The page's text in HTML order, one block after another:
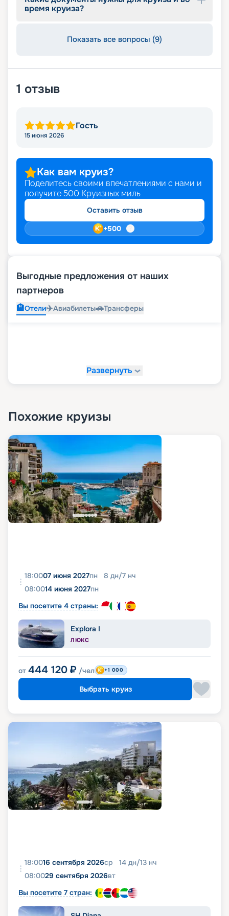
Тренажерный зал под открытым небом;
Массажный кабинет;
Сувенирные магазины;
Стойка регистрации 24 часа.
время круиза?
Показать все вопросы (9)
1 отзыв
Гость
15 июня 2026
Как вам круиз?
Поделитесь своими впечатлениями с нами и
получите 500 Круизных миль
Оставить отзыв
+500
Выгодные предложения от наших
партнеров
🏨Отели✈️Авиабилеты🚗Трансферы
Развернуть
Похожие круизы
18:0007 июня 2027пн 8 дн/7 нч
08:0014 июня 2027пн
Вы посетите 4 страны:
Explora I
ЛЮКС
от 444 120 ₽ /чел +1 000
Выбрать круиз
18:0016 сентября 2026ср 14 дн/13 нч
08:0029 сентября 2026вт
Вы посетите 7 стран: